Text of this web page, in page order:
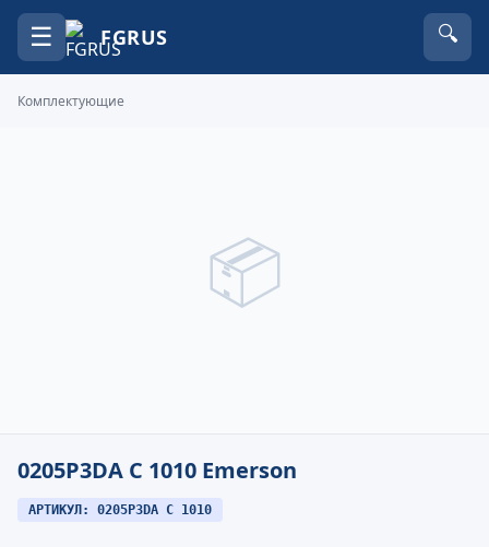
☰ FGRUS 🔍
Комплектующие
📦
0205P3DA C 1010 Emerson
АРТИКУЛ: 0205P3DA C 1010